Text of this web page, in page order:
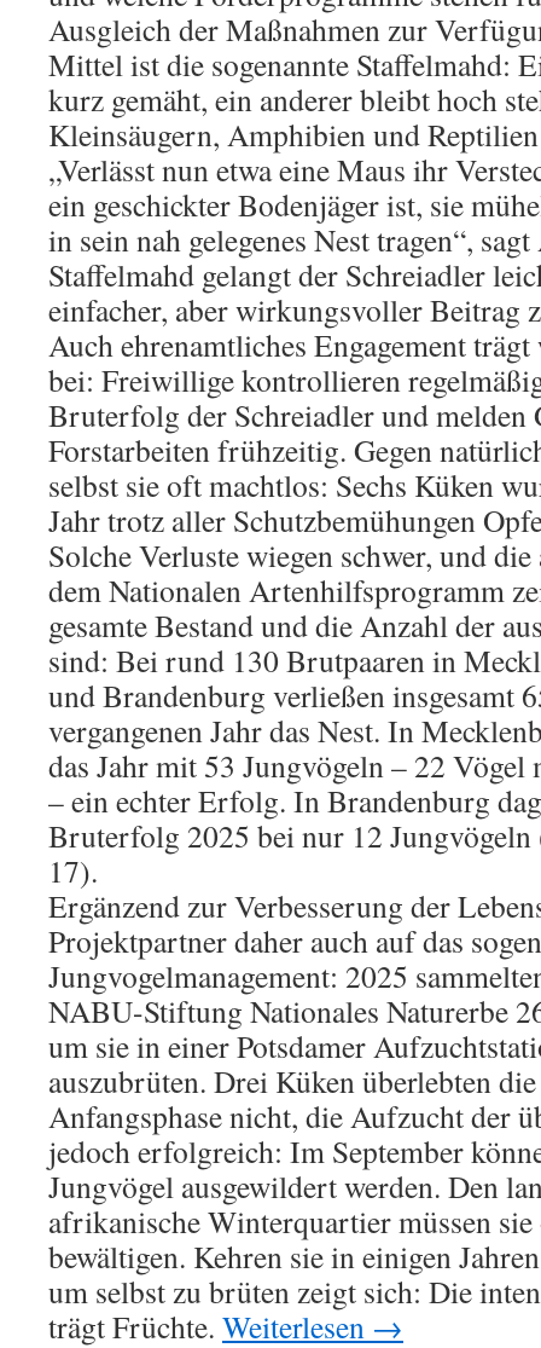
Ausgleich der Maßnahmen zur
Mittel ist die sogenannte Staffelmahd:
kurz gemäht, ein anderer bleibt hoch
Kleinsäugern, Amphibien und
„Verlässt nun etwa eine Maus ihr
ein geschickter Bodenjäger ist, sie
in sein nah gelegenes Nest tragen“,
Staffelmahd gelangt der Schreiadler
einfacher, aber wirkungsvoller Beitrag
Auch ehrenamtliches Engagement
bei: Freiwillige kontrollieren
Bruterfolg der Schreiadler und melden
Forstarbeiten frühzeitig. Gegen
selbst sie oft machtlos: Sechs Küken
Jahr trotz aller Schutzbemühungen
Solche Verluste wiegen schwer, und
dem Nationalen Artenhilfsprogramm
gesamte Bestand und die Anzahl der
sind: Bei rund 130 Brutpaaren in
und Brandenburg verließen insgesamt
vergangenen Jahr das Nest. In
das Jahr mit 53 Jungvögeln – 22 Vögel
– ein echter Erfolg. In Brandenburg
Bruterfolg 2025 bei nur 12 Jungvögeln
17).
Ergänzend zur Verbesserung der
Projektpartner daher auch auf das
Jungvogelmanagement: 2025
NABU-Stiftung Nationales Naturerbe
um sie in einer Potsdamer
auszubrüten. Drei Küken überlebten
Anfangsphase nicht, die Aufzucht der
jedoch erfolgreich: Im September
Jungvögel ausgewildert werden. Den
afrikanische Winterquartier müssen
bewältigen. Kehren sie in einigen
um selbst zu brüten zeigt sich: Die
trägt Früchte. Weiterlesen →